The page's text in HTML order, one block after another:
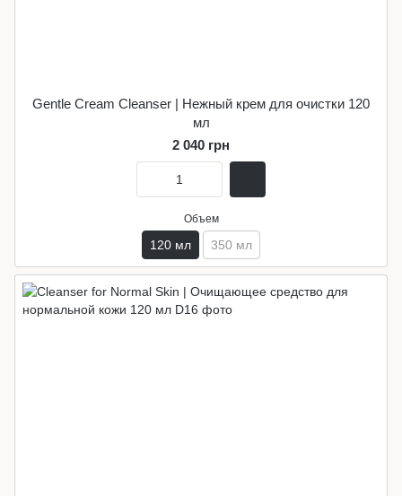
Gentle Cream Cleanser | Нежный крем для очистки 120
мл
2 040 грн
Объем
120 мл 350 мл